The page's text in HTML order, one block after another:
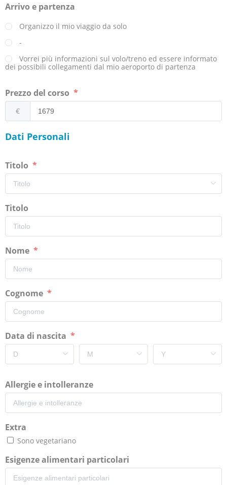
Arrivo e partenza
Organizzo il mio viaggio da solo
-
Vorrei più informazioni sul volo/treno ed essere informato
dei possibili collegamenti dal mio aeroporto di partenza
Prezzo del corso
€
Dati Personali
Titolo
Titolo
Nome
Cognome
Data di nascita
Allergie e intolleranze
Extra
Sono vegetariano
Esigenze alimentari particolari